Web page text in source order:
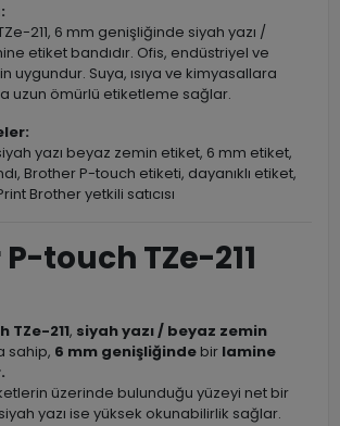
211, 6 mm genişliğinde siyah yazı /
etiket bandıdır. Ofis, endüstriyel ve
uygundur. Suya, ısıya ve kimyasallara
uzun ömürlü etiketleme sağlar.
yazı beyaz zemin etiket, 6 mm etiket,
Brother P-touch etiketi, dayanıklı etiket,
Brother yetkili satıcısı
touch TZe-211
TZe-211, siyah yazı / beyaz zemin
sahip, 6 mm genişliğinde bir lamine
üzerinde bulunduğu yüzeyi net bir
yazı ise yüksek okunabilirlik sağlar.